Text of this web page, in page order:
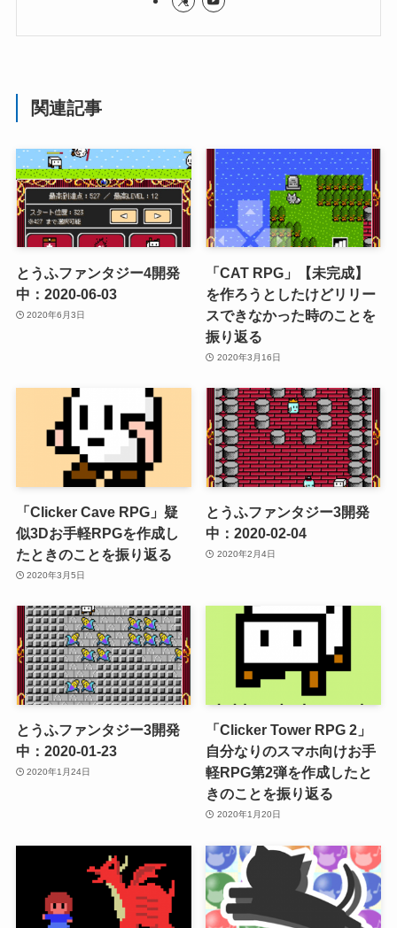
関連記事
とうふファンタジー4開発
中：2020-06-03
2020年6月3日
「CAT RPG」【未完成】
を作ろうとしたけどリリー
スできなかった時のことを
振り返る
2020年3月16日
「Clicker Cave RPG」疑
似3Dお手軽RPGを作成し
たときのことを振り返る
2020年3月5日
とうふファンタジー3開発
中：2020-02-04
2020年2月4日
とうふファンタジー3開発
中：2020-01-23
2020年1月24日
「Clicker Tower RPG 2」
自分なりのスマホ向けお手
軽RPG第2弾を作成したと
きのことを振り返る
2020年1月20日